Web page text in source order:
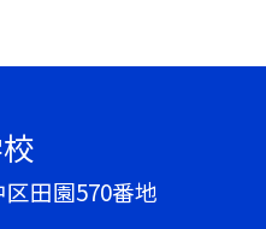
区田園570番地